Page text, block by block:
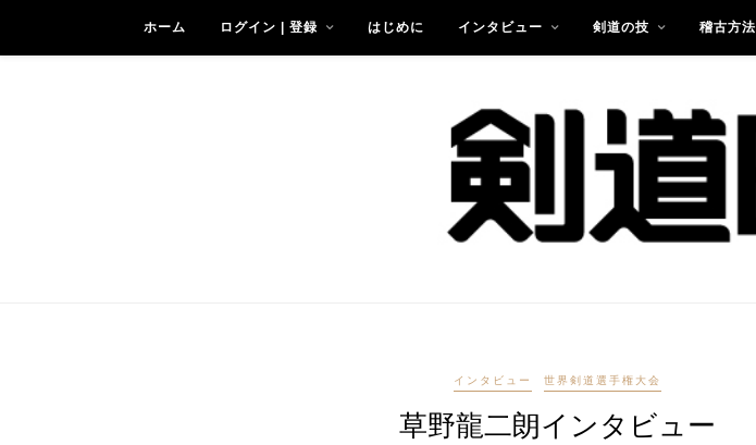
ホーム ログイン | 登録 はじめに インタビュー 剣道の技 稽古方法
インタビュー 世界剣道選手権大会
草野龍二朗インタビュー